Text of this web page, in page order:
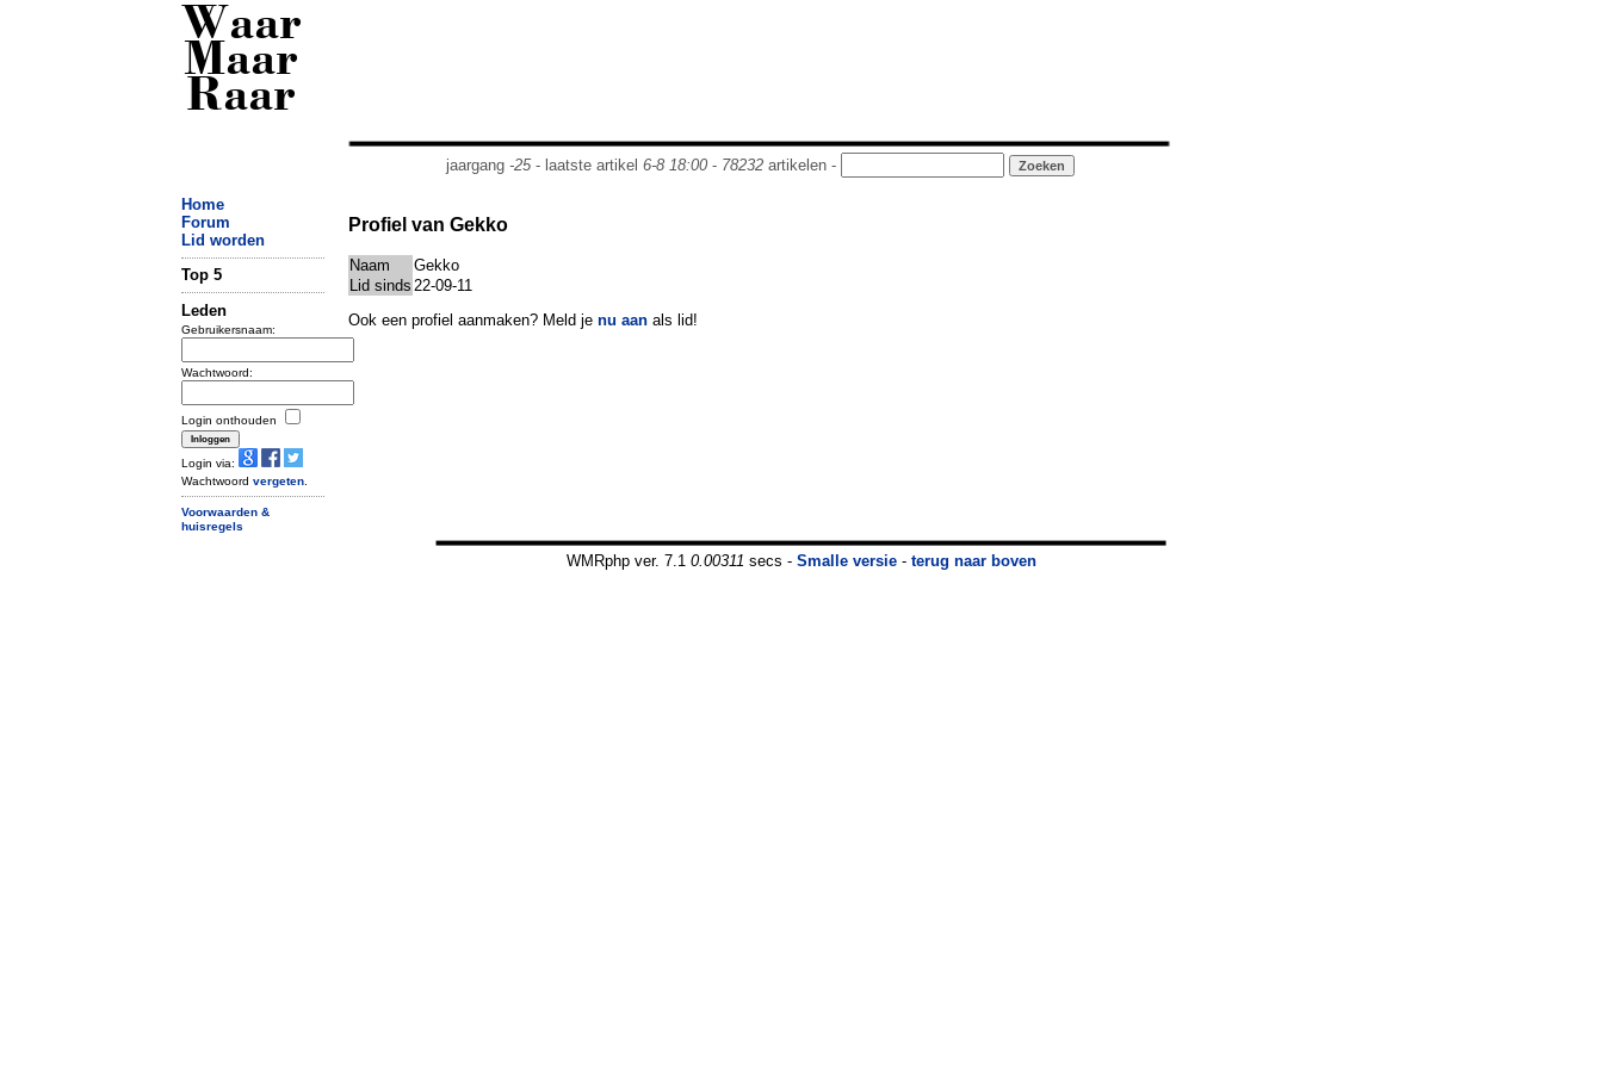
Waar
Maar
Raar
jaargang -25- laatste artikel 6-8 18:00- 78232artikelen -
Home
Forum
Lid worden
Top 5
Leden
Gebruikersnaam:
Wachtwoord:
Login onthouden
Login via:
Wachtwoord vergeten
Voorwaarden &
huisregels
Profiel van Gekko
Naam
Gekko
Lid sinds 22-09-11
Ook een profiel aanmaken? Meld je nu aan als lid!
WMRphp ver. 7.1 0.00311 secs - Smalle versie - terug naar boven